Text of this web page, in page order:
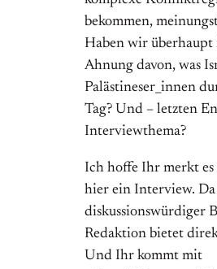
bekommen,
Haben wir überhaupt
Ahnung davon, was
Palästineser_innen
Tag? Und – letzten
Interviewthema?
Ich hoffe Ihr merkt es
hier ein Interview.
diskussionswürdiger
Redaktion bietet
Und Ihr kommt mit